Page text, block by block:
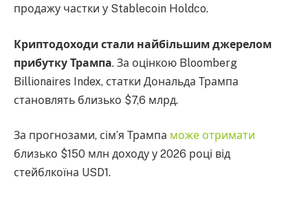
продажу частки у Stablecoin Holdco.
Криптодоходи стали найбільшим джерелом
прибутку Трампа. За оцінкою Bloomberg
Billionaires Index, статки Дональда Трампа
становлять близько $7,6 млрд.
За прогнозами, сім’я Трампа може отримати
близько $150 млн доходу у 2026 році від
стейблкоїна USD1.